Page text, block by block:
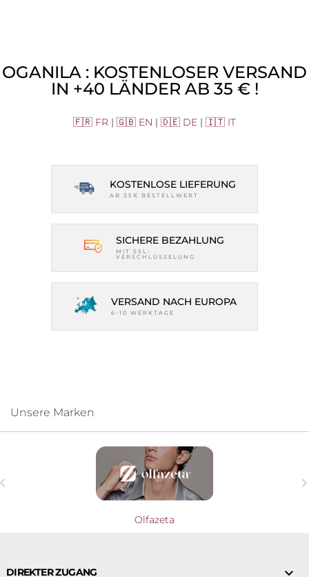
OGANILA : KOSTENLOSER VERSAND
IN +40 LÄNDER AB 35 € !
🇫🇷 FR | 🇬🇧 EN | 🇩🇪 DE | 🇮🇹 IT
KOSTENLOSE LIEFERUNG
AB 35€ BESTELLWERT
SICHERE BEZAHLUNG
MIT SSL-
VERSCHLÜSSELUNG
VERSAND NACH EUROPA
6-10 WERKTAGE
Unsere Marken
Olfazeta
DIREKTER ZUGANG 